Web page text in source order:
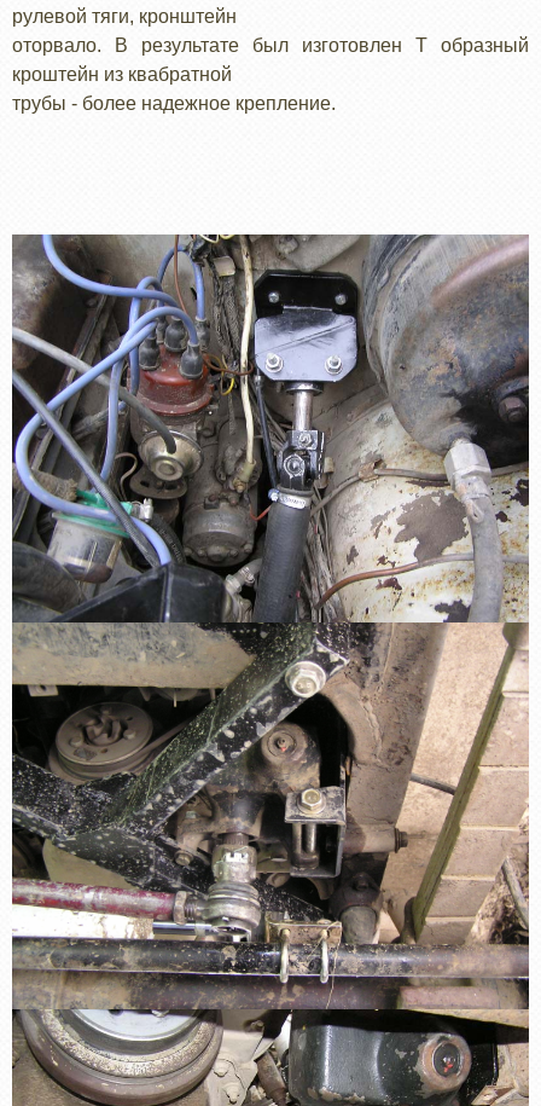
рулевой тяги, кронштейн
оторвало. В результате был изготовлен Т образный
кроштейн из квабратной
трубы - более надежное крепление.